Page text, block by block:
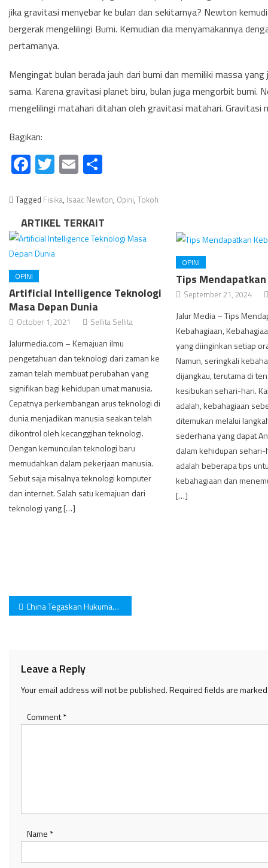
jika gravitasi menyebar ke bulan dan sekitarnya? Newton
bergerak mengelilingi Bumi. Kemudian dia menyamakannya
pertamanya.
Mengingat bulan berada jauh dari bumi dan memiliki massa
sama. Karena gravitasi planet biru, bulan juga mengorbit bumi.
mengelilingi matahari ditahan oleh gravitasi matahari. Gravitasi
Bagikan:
Facebook
Twitter
Email
Tagged Fisika, Isaac Newton, Opini, Tokoh
ARTIKEL TERKAIT
OPINI
Artificial Intelligence Teknologi
Masa Depan Dunia
October 1, 2021 Sellita Sellita
Jalurmedia.com – Kemajuan ilmu
pengetahuan dan teknologi dari zaman ke
zaman telah membuat perubahan yang
signifikan bagi kehidupan umat manusia.
Cepatnya perkembangan arus teknologi di
dunia menjadikan manusia seakan telah
dikontrol oleh kecanggihan teknologi.
Dengan kemunculan teknologi baru
memudahkan dalam pekerjaan manusia.
Sebut saja misalnya teknologi komputer
dan internet. Salah satu kemajuan dari
teknologi yang […]
OPINI
Tips
September 21, 2024
Jalur Media – Tips
Kebahagiaan,
yang diinginkan setiap
Namun, seringkali
dijangkau, terutama di
kesibukan sehari-hari.
adalah, kebahagiaan
ditemukan melalui
sederhana yang dapat
dalam kehidupan
adalah beberapa tips
kebahagiaan dan
[…]
Post
China Tegaskan Hukuman Mati Bagi Koruptor
Leave a Reply
Your email address will not be published.Required fields are
Comment*
Name *